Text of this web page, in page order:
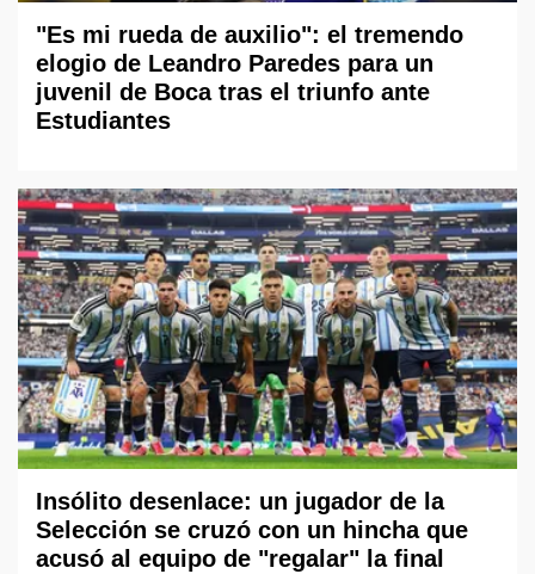
"Es mi rueda de auxilio": el tremendo
elogio de Leandro Paredes para un
juvenil de Boca tras el triunfo ante
Estudiantes
Insólito desenlace: un jugador de la
Selección se cruzó con un hincha que
acusó al equipo de "regalar" la final